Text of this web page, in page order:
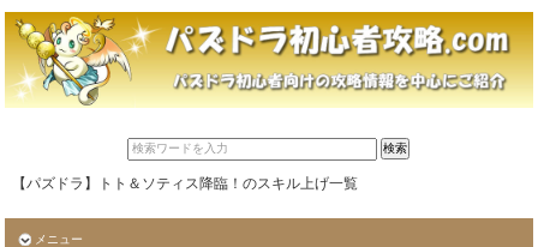
【パズドラ】トト＆ソティス降臨！のスキル上げ一覧
メニュー